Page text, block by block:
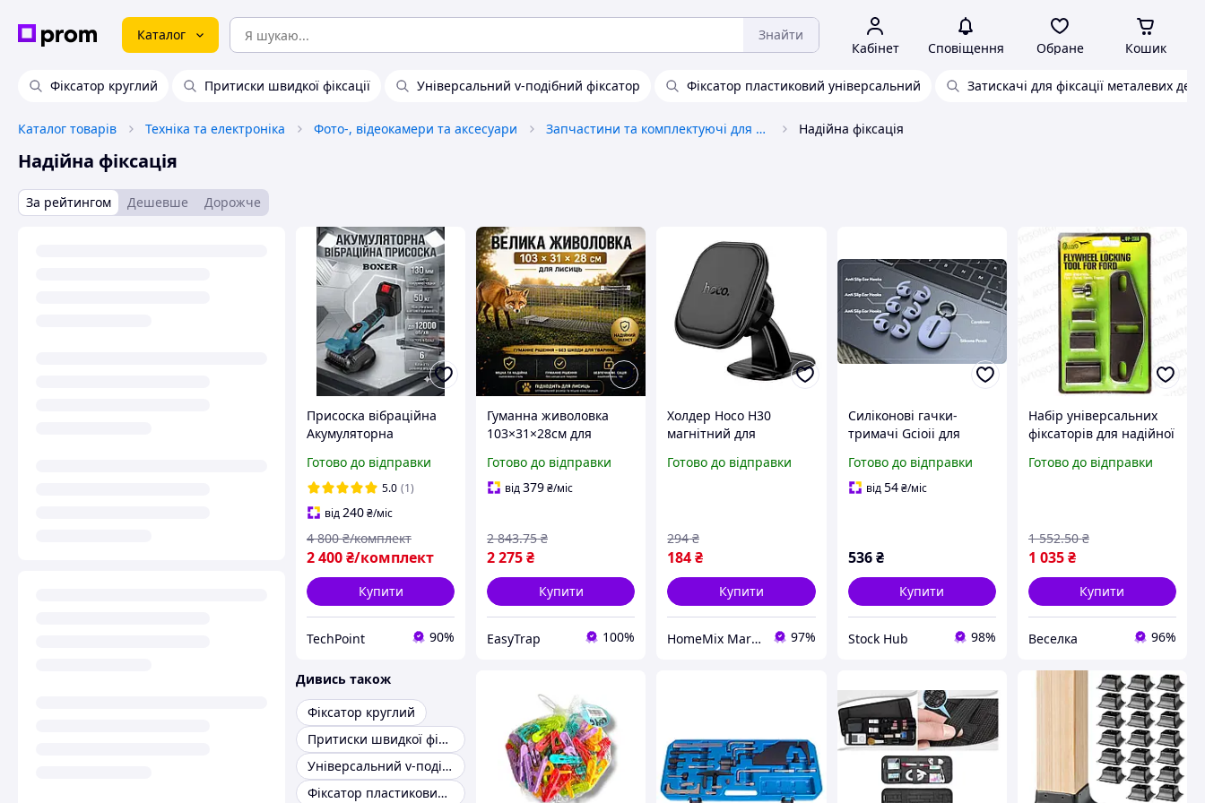
Каталог Знайти
Кабінет Сповіщення Обране Кошик
Фіксатор круглий Притиски швидкої фіксації Універсальний v-подібний фіксатор Фіксатор пластиковий універсальний Затискачі для фіксації металевих
Каталог товарів Техніка та електроніка Фото-, відеокамери та аксесуари Запчастини та комплектуючі для квадрокоптерів Надійна фіксація
Надійна фіксація
За рейтингом Дешевше Дорожче
Присоска вібраційна
Акумуляторна
Віброприсосок для
плитки з надійною
фіксацією/6 режимів
Готово до відправки
5.0 (1)
від240₴/міс
2 400₴/комплект
4 800 ₴/комплект
Купити
TechPoint 90%
Гуманна живоловка
103×31×28см для
пастка із оцинкованої
сталі з надійною
Готово до відправки
від379₴/міс
2 275₴
2 843.75 ₴
Купити
EasyTrap 100%
Холдер Hoco H30
магнітний для
центральну консоль
Готово до відправки
184₴
294 ₴
Купити
HomeMix Market 97%
Силіконові гачки-
тримачі Gcioii для
чохлом для зберігання,
аксесуари для надійної
Готово до відправки
від54 ₴/міс
536 ₴
Купити
Stock Hub 98%
Набір універсальних
фіксаторів для надійної
двигуна та трансмісії
Готово до відправки
1 035₴
1 552.50 ₴
Купити
Веселка 96%
Дивись також
Фіксатор круглий
Притиски швидкої фіксації
Універсальний v-подібний фіксатор
Фіксатор пластиковий універсальний